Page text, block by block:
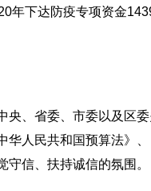
年下达防疫专项资金
、省委、市委以及区
人民共和国预算法》
信、扶持诚信的氛围。